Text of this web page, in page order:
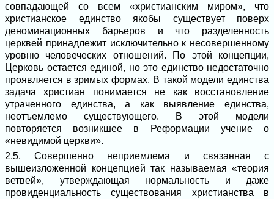
совпадающей со всем «христианским миром», что
христианское единство якобы существует поверх
деноминационных барьеров и что разделенность
церквей принадлежит исключительно к несовершенному
уровню человеческих отношений. По этой концепции,
Церковь остается единой, но это единство недостаточно
проявляется в зримых формах. В такой модели единства
задача христиан понимается не как восстановление
утраченного единства, а как выявление единства,
неотъемлемо существующего. В этой модели
повторяется возникшее в Реформации учение о
«невидимой церкви».
2.5. Совершенно неприемлема и связанная с
вышеизложенной концепцией так называемая «теория
ветвей», утверждающая нормальность и даже
провиденциальность существования христианства в